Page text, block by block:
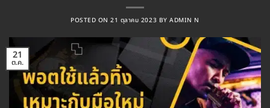
POSTED ON21 ตุลาคม 2023 BYADMIN N
21
ต.ค.